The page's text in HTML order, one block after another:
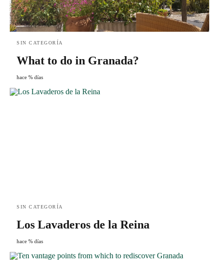
SIN CATEGORÍA
What to do in Granada?
hace % días
SIN CATEGORÍA
Los Lavaderos de la Reina
hace % días